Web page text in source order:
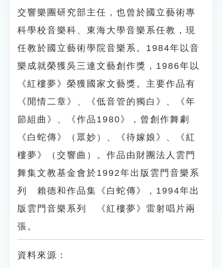
交響樂團研究部主任，也曾於國立藝術專
科學校音樂科、東海大學音樂系任教，現
任教於國立藝術學院音樂系。1984年以音
樂成就榮獲吳三連文藝創作獎，1986年以
《紅樓夢》榮獲國家文藝獎。主要作品有
《閒情二章》、《低音管的獨白》、《年
節組曲》、《作品1980》，曾創作舞劇
《白蛇傳》（眾妙）、《待嫁娘》、《紅
樓夢》（交響曲）。作品由財團法人雲門
舞集文教基金會於1992年出版雲門音樂系
列 賴德和作品集《白蛇傳》，1994年出
版雲門音樂系列 《紅樓夢》雷射唱片兩
張。
資料來源：